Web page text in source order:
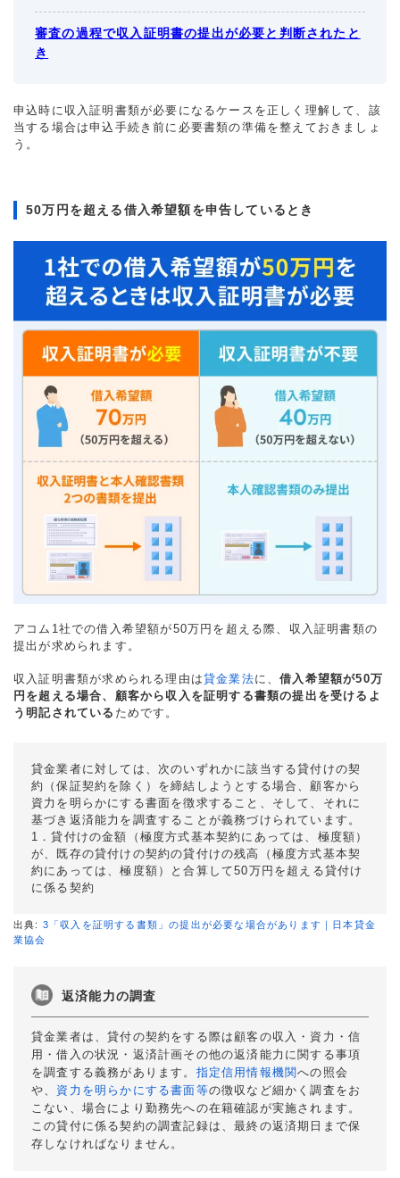
審査の過程で収入証明書の提出が必要と判断されたと
き
申込時に収入証明書類が必要になるケースを正しく理解して、該
当する場合は申込手続き前に必要書類の準備を整えておきましょ
う。
50万円を超える借入希望額を申告しているとき
アコム1社での借入希望額が50万円を超える際、収入証明書類の
提出が求められます。
収入証明書類が求められる理由は貸金業法に、借入希望額が50万
円を超える場合、顧客から収入を証明する書類の提出を受けるよ
う明記されている ためです。
貸金業者に対しては、次のいずれかに該当する貸付けの契
約（保証契約を除く）を締結しようとする場合、顧客から
資力を明らかにする書面を徴求すること、そして、それに
基づき返済能力を調査することが義務づけられています。
1．貸付けの金額（極度方式基本契約にあっては、極度額）
が、既存の貸付けの契約の貸付けの残高（極度方式基本契
約にあっては、極度額）と合算して50万円を超える貸付け
に係る契約
出典: 3「収入を証明する書類」の提出が必要な場合があります｜日本貸金
業協会
返済能力の調査
貸金業者は、貸付の契約をする際は顧客の収入・資力・信
用・借入の状況・返済計画その他の返済能力に関する事項
を調査する義務があります。 指定信用情報機関への照会
や、 資力を明らかにする書面等の徴収など細かく調査をお
こない、場合により勤務先への在籍確認が実施されます。
この貸付に係る契約の調査記録は、最終の返済期日まで保
存しなければなりません。